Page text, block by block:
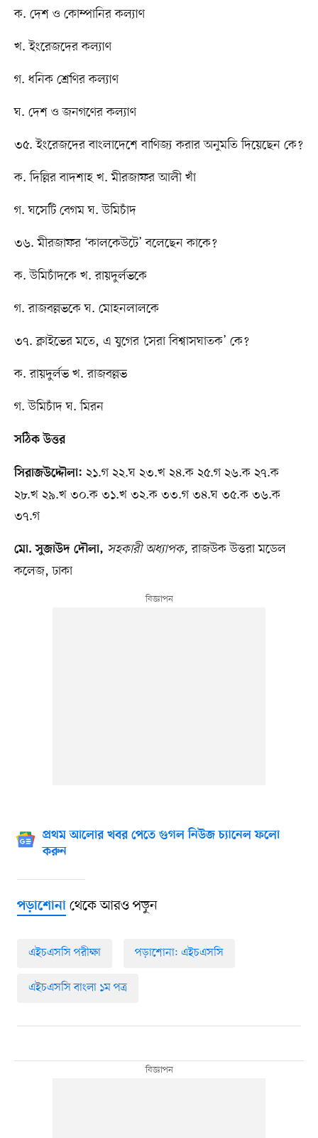
ক. দেশ ও কোম্পানির কল্যাণ
খ. ইংরেজদের কল্যাণ
গ. ধনিক শ্রেণির কল্যাণ
ঘ. দেশ ও জনগণের কল্যাণ
৩৫. ইংরেজদের বাংলাদেশে বাণিজ্য করার অনুমতি দিয়েছেন কে?
ক. দিল্লির বাদশাহ খ. মীরজাফর আলী খাঁ
গ. ঘসেটি বেগম ঘ. উমিচাঁদ
৩৬. মীরজাফর ‘কালকেউটে’ বলেছেন কাকে?
ক. উমিচাঁদকে খ. রায়দুর্লভকে
গ. রাজবল্লভকে ঘ. মোহনলালকে
৩৭. ক্লাইভের মতে, এ যুগের ‘সেরা বিশ্বাসঘাতক’ কে?
ক. রায়দুর্লভ খ. রাজবল্লভ
গ. উমিচাঁদ ঘ. মিরন
সঠিক উত্তর
সিরাজউদ্দৌলা: ২১.গ ২২.ঘ ২৩.খ ২৪.ক ২৫.গ ২৬.ক ২৭.ক
২৮.খ ২৯.খ ৩০.ক ৩১.খ ৩২.ক ৩৩.গ ৩৪.ঘ ৩৫.ক ৩৬.ক
৩৭.গ
মো. সুজাউদ দৌলা, সহকারী অধ্যাপক, রাজউক উত্তরা মডেল
কলেজ, ঢাকা
প্রথম আলোর খবর পেতে গুগল নিউজ চ্যানেল ফলো
করুন
পড়াশোনাথেকে আরও পড়ুন
এইচএসসি পরীক্ষা পড়াশোনা: এইচএসসি
এইচএসসি বাংলা ১ম পত্র